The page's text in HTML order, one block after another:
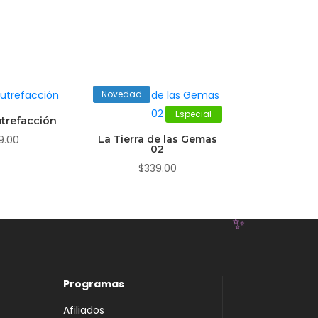
Especial
Novedad
La Tierra de las Gemas
02
$339.00
Programas
Afiliados